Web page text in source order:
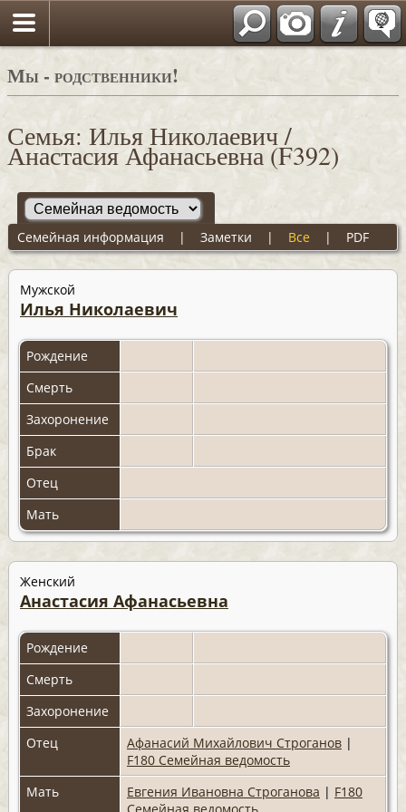
Мы - родственники!
Семья: Илья Николаевич /
Анастасия Афанасьевна (F392)
Семейная информация | Заметки | Все | PDF
Мужской
Илья Николаевич
Рождение
Смерть
Захоронение
Брак
Отец
Мать
Женский
Анастасия Афанасьевна
Рождение
Смерть
Захоронение
Отец
Афанасий Михайлович Строганов |
F180 Семейная ведомость
Мать
Евгения Ивановна Строганова | F180
Семейная ведомость